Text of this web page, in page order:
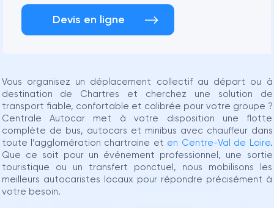
Devis en ligne
Vous organisez un déplacement collectif au départ ou à
destination de Chartres et cherchez une solution de
transport fiable, confortable et calibrée pour votre groupe ?
Centrale Autocar met à votre disposition une flotte
complète de bus, autocars et minibus avec chauffeur dans
toute l’agglomération chartraine et en Centre-Val de Loire.
Que ce soit pour un événement professionnel, une sortie
touristique ou un transfert ponctuel, nous mobilisons les
meilleurs autocaristes locaux pour répondre précisément à
votre besoin.